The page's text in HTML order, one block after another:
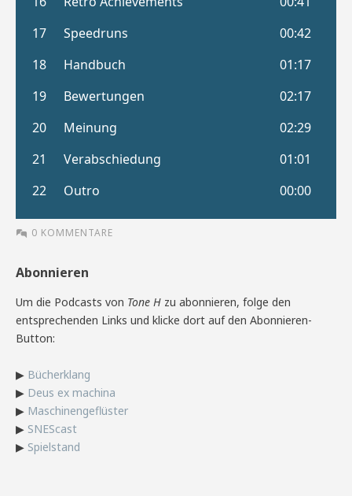
0 KOMMENTARE
Abonnieren
Um die Podcasts von Tone H zu abonnieren, folge den
entsprechenden Links und klicke dort auf den Abonnieren-
Button:
▶ Bücherklang
▶ Deus ex machina
▶ Maschinengeflüster
▶ SNEScast
▶ Spielstand